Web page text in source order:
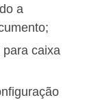
a
caixa